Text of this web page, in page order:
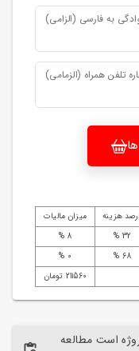
به فارسی (الزامی)
تلفن همراه (الزمامی)
هزینه
میزان مالیات
32 %
8 %
68 %
0 %
211560 تومان
است مطالعه